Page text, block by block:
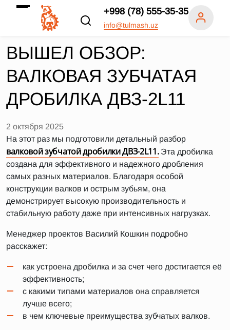
+998 (78) 555-35-35
info@tulmash.uz
ВЫШЕЛ ОБЗОР:
ВАЛКОВАЯ ЗУБЧАТАЯ
ДРОБИЛКА ДВЗ-2L11
2 октября 2025
На этот раз мы подготовили детальный разбор
валковой зубчатой дробилки ДВЗ-2L11.Эта дробилка
создана для эффективного и надежного дробления
самых разных материалов. Благодаря особой
конструкции валков и острым зубьям, она
демонстрирует высокую производительность и
стабильную работу даже при интенсивных нагрузках.
Менеджер проектов Василий Кошкин подробно
расскажет:
как устроена дробилка и за счет чего достигается её
эффективность;
с какими типами материалов она справляется
лучше всего;
в чем ключевые преимущества зубчатых валков.